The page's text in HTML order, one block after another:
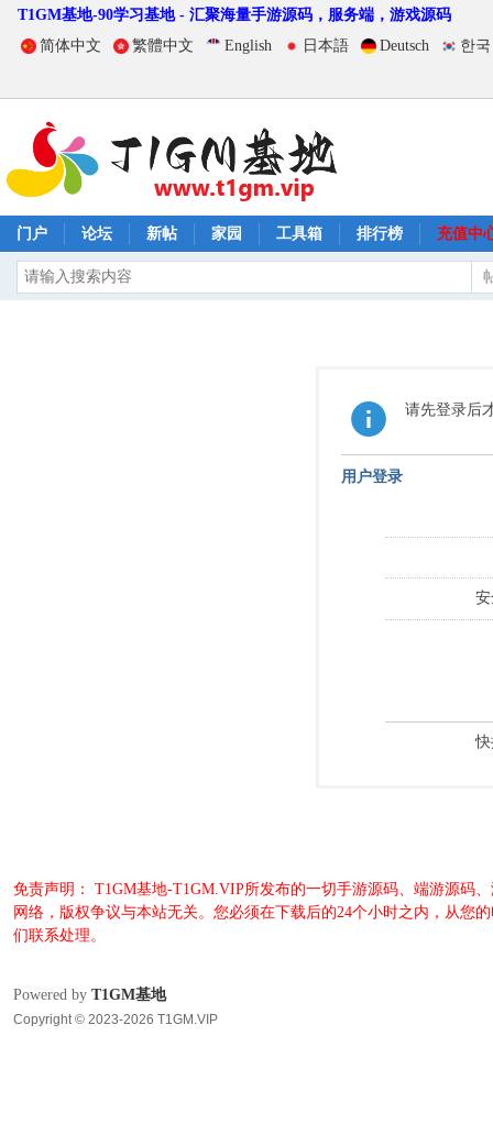
T1GM基地-90学习基地 - 汇聚海量手游源码，服务端，游戏源码
简体中文
繁體中文 English 日本語 Deutsch 한
门户 论坛 新帖 家园 工具箱 排行榜 充值中
请先登录后
用户登录
免责声明： T1GM基地-T1GM.VIP所发布的一切手游源码、端游源码
网络，版权争议与本站无关。您必须在下载后的24个小时之内，从您
们联系处理。
Powered by T1GM基地
Copyright © 2023-2026 T1GM.VIP